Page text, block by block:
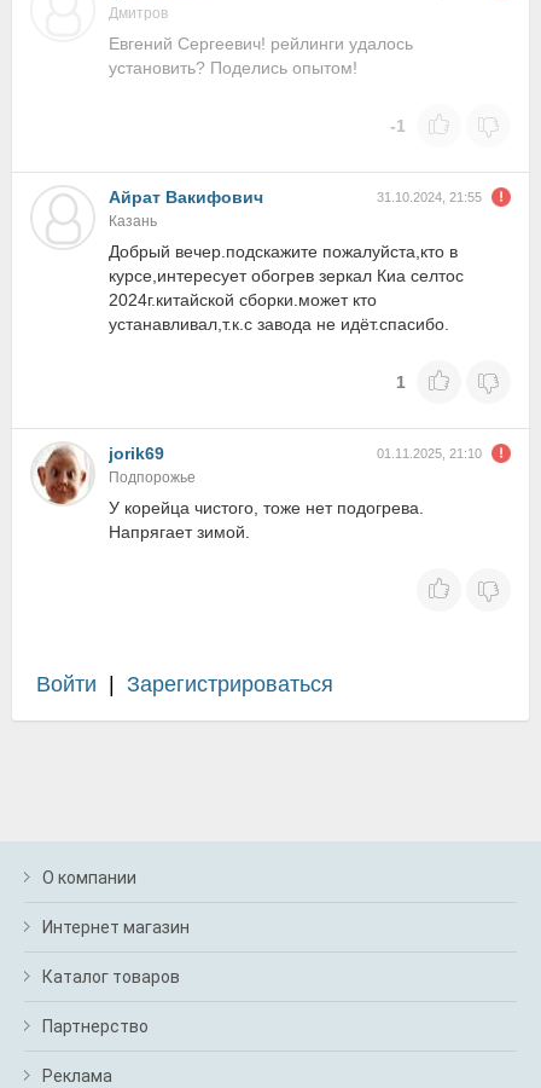
Дмитров
Евгений Сергеевич! рейлинги удалось
установить? Поделись опытом!
-1
Айрат Вакифович 31.10.2024, 21:55
Казань
Добрый вечер.подскажите пожалуйста,кто в
курсе,интересует обогрев зеркал Киа селтос
2024г.китайской сборки.может кто
устанавливал,т.к.с завода не идёт.спасибо.
1
jorik69 01.11.2025, 21:10
Подпорожье
У корейца чистого, тоже нет подогрева.
Напрягает зимой.
Войти Зарегистрироваться
О компании
Интернет магазин
Каталог товаров
Партнерство
Реклама